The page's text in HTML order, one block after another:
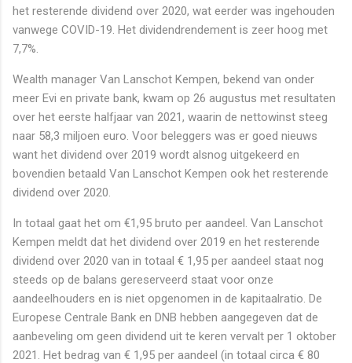
het resterende dividend over 2020, wat eerder was ingehouden
vanwege COVID-19. Het dividendrendement is zeer hoog met
7,7%.
Wealth manager Van Lanschot Kempen, bekend van onder
meer Evi en private bank, kwam op 26 augustus met resultaten
over het eerste halfjaar van 2021, waarin de nettowinst steeg
naar 58,3 miljoen euro. Voor beleggers was er goed nieuws
want het dividend over 2019 wordt alsnog uitgekeerd en
bovendien betaald Van Lanschot Kempen ook het resterende
dividend over 2020.
In totaal gaat het om €1,95 bruto per aandeel. Van Lanschot
Kempen meldt dat het dividend over 2019 en het resterende
dividend over 2020 van in totaal € 1,95 per aandeel staat nog
steeds op de balans gereserveerd staat voor onze
aandeelhouders en is niet opgenomen in de kapitaalratio. De
Europese Centrale Bank en DNB hebben aangegeven dat de
aanbeveling om geen dividend uit te keren vervalt per 1 oktober
2021. Het bedrag van € 1,95 per aandeel (in totaal circa € 80